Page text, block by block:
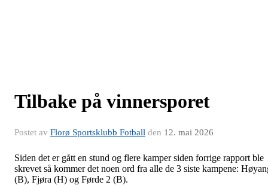
Tilbake på vinnersporet
Postet av Florø Sportsklubb Fotball den 12. mai 2026
Siden det er gått en stund og flere kamper siden forrige rapport ble
skrevet så kommer det noen ord fra alle de 3 siste kampene:
(B), Fjøra (H) og Førde 2 (B).